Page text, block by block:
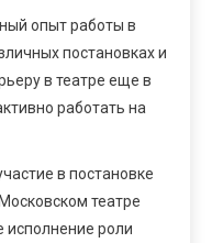
опыт работы в
постановках и
в театре еще в
работать на
в постановке
театре
исполнение роли